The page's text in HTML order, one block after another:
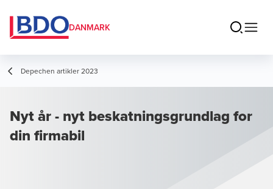
DANMARK
Depechen artikler 2023
Nyt år - nyt beskatningsgrundlag for
din firmabil